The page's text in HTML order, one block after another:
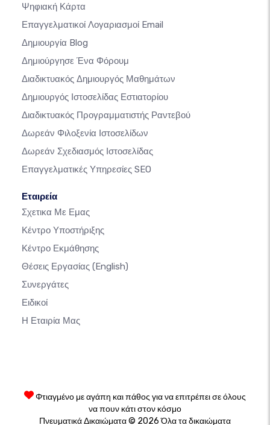
Ψηφιακή Κάρτα
Επαγγελματικοί Λογαριασμοί Email
Δημιουργία Blog
Δημιούργησε Ένα Φόρουμ
Διαδικτυακός Δημιουργός Μαθημάτων
Δημιουργός Ιστοσελίδας Εστιατορίου
Διαδικτυακός Προγραμματιστής Ραντεβού
Δωρεάν Φιλοξενία Ιστοσελίδων
Δωρεάν Σχεδιασμός Ιστοσελίδας
Επαγγελματικές Υπηρεσίες SEO
Εταιρεία
Σχετικα Με Εμας
Κέντρο Υποστήριξης
Κέντρο Εκμάθησης
Θέσεις Εργασίας (English)
Συνεργάτες
Ειδικοί
Η Εταιρία Μας
Φτιαγμένο με αγάπη και πάθος για να επιτρέπει σε όλους
να πουν κάτι στον κόσμο
Πνευματικά Δικαιώματα © 2026 Όλα τα δικαιώματα